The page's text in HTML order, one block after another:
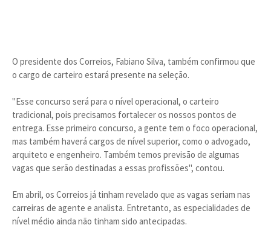
O presidente dos Correios, Fabiano Silva, também confirmou que
o cargo de carteiro estará presente na seleção.
"Esse concurso será para o nível operacional, o carteiro
tradicional, pois precisamos fortalecer os nossos pontos de
entrega. Esse primeiro concurso, a gente tem o foco operacional,
mas também haverá cargos de nível superior, como o advogado,
arquiteto e engenheiro. Também temos previsão de algumas
vagas que serão destinadas a essas profissões", contou.
Em abril, os Correios já tinham revelado que as vagas seriam nas
carreiras de agente e analista. Entretanto, as especialidades de
nível médio ainda não tinham sido antecipadas.